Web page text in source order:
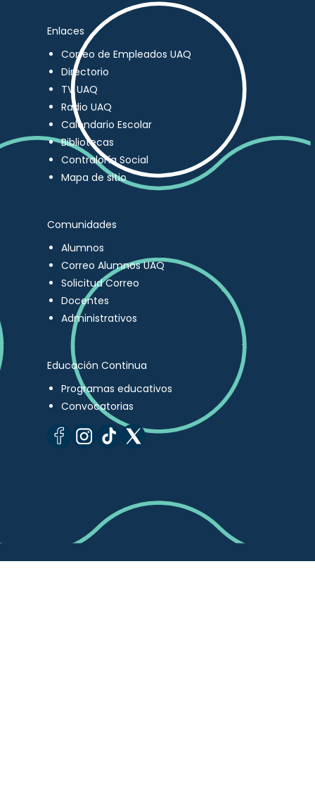
Enlaces
Correo de Empleados UAQ
Directorio
TV UAQ
Radio UAQ
Calendario Escolar
Bibliotecas
Contraloría Social
Mapa de sitio
Comunidades
Alumnos
Correo Alumnos UAQ
Solicitud Correo
Docentes
Administrativos
Educación Continua
Programas educativos
Convocatorias